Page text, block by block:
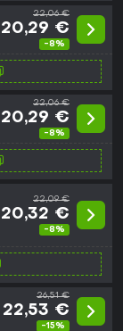
22,06 €
20,29 €
-8%
22,06 €
20,29 €
-8%
22,09 €
20,32 €
-8%
26,51 €
22,53 €
-15%